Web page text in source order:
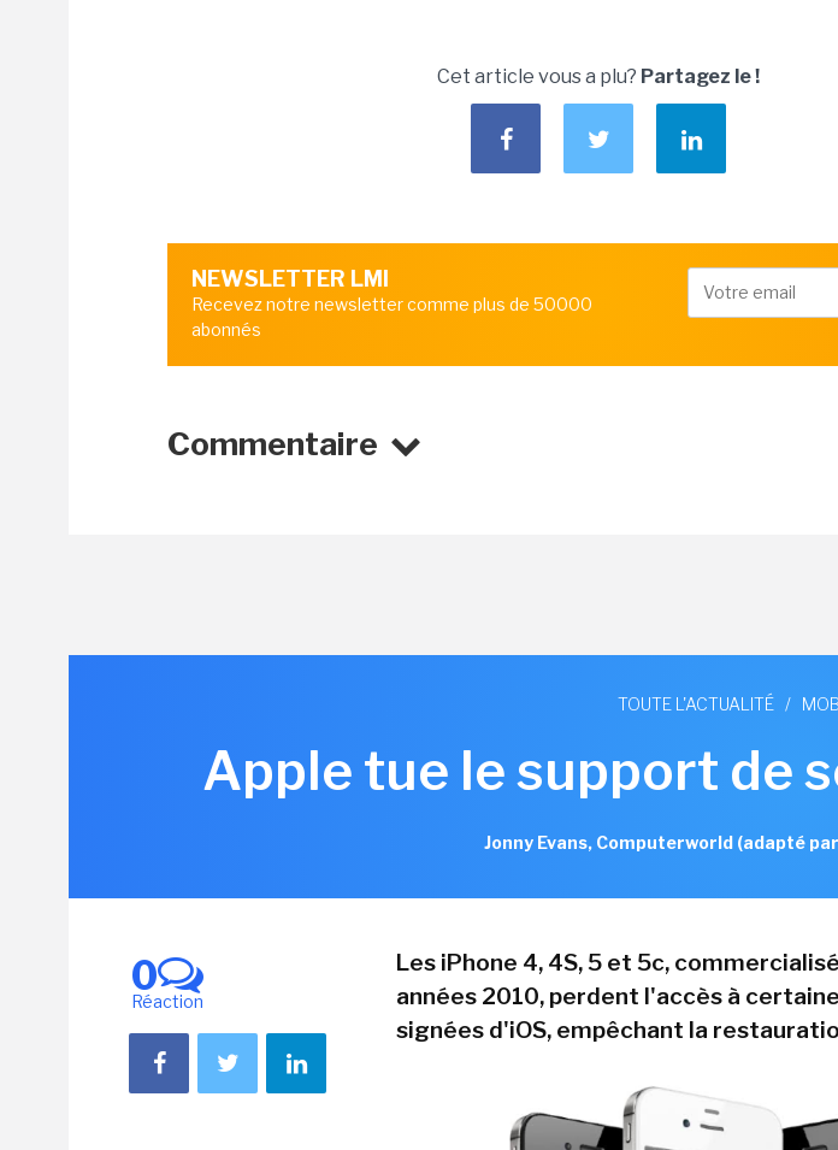
Cet article vous a plu? Partagez le !
NEWSLETTER LMI
Recevez notre newsletter comme plus de 50000
abonnés
Commentaire
TOUTE L'ACTUALITÉ /
Apple tue le support de
Jonny Evans, Computerworld (adapté
0
Réaction
Les iPhone 4, 4S, 5 et 5c,
années 2010, perdent l'accès à
signées d'iOS, empêchant la